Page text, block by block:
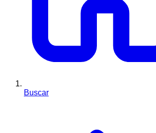
Buscar